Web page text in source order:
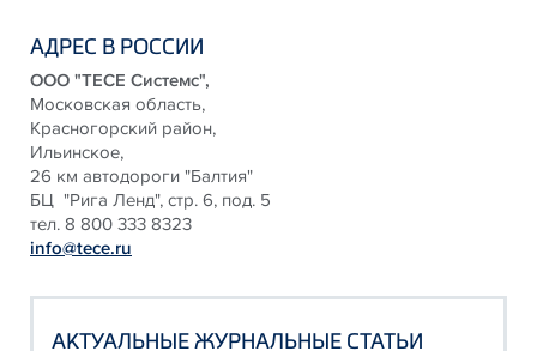
АДРЕС В РОССИИ
ООО "TECE Системс",
Московская область,
Красногорский район,
Ильинское,
26 км автодороги "Балтия"
БЦ "Рига Ленд", стр. 6, под. 5
тел. 8 800 333 8323
info@tece.ru
АКТУАЛЬНЫЕ ЖУРНАЛЬНЫЕ СТАТЬИ